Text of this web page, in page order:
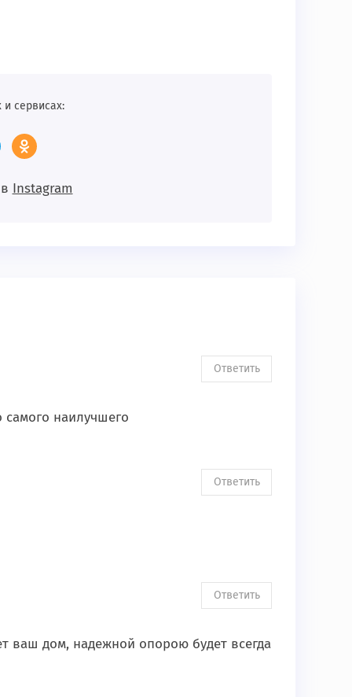
и сервисах:
Instagram
самого наилучшего
Ответить
Ответить
ваш дом, надежной опорою будет всегда
Ответить